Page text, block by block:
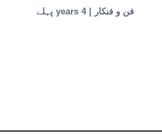
فن و فنکار | 4 years پہلے